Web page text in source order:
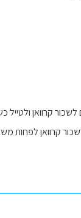
לשכור קרוואן ולטייל
קרוואן לפחות